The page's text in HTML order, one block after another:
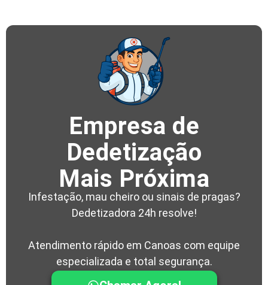
Empresa de
Dedetização
Mais Próxima
Infestação, mau cheiro ou sinais de pragas?
Dedetizadora 24h resolve!
Atendimento rápido em Canoas com equipe
especializada e total segurança.